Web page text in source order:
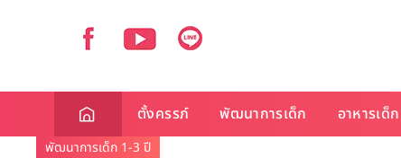
ตั้งครรภ์ พัฒนาการเด็ก อาหารเด็ก
พัฒนาการเด็ก 1-3 ปี